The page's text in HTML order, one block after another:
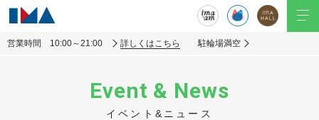
営業時間 10:00～21:00 詳しくはこちら 駐輪場満空
Event & News
イベント&ニュース